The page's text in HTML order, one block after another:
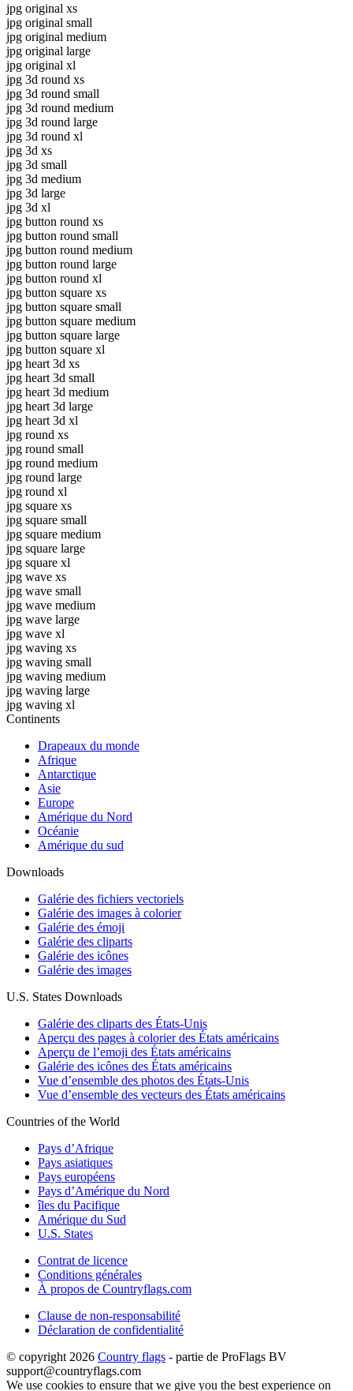
jpg original xs
jpg original small
jpg original medium
jpg original large
jpg original xl
jpg 3d round xs
jpg 3d round small
jpg 3d round medium
jpg 3d round large
jpg 3d round xl
jpg 3d xs
jpg 3d small
jpg 3d medium
jpg 3d large
jpg 3d xl
jpg button round xs
jpg button round small
jpg button round medium
jpg button round large
jpg button round xl
jpg button square xs
jpg button square small
jpg button square medium
jpg button square large
jpg button square xl
jpg heart 3d xs
jpg heart 3d small
jpg heart 3d medium
jpg heart 3d large
jpg heart 3d xl
jpg round xs
jpg round small
jpg round medium
jpg round large
jpg round xl
jpg square xs
jpg square small
jpg square medium
jpg square large
jpg square xl
jpg wave xs
jpg wave small
jpg wave medium
jpg wave large
jpg wave xl
jpg waving xs
jpg waving small
jpg waving medium
jpg waving large
jpg waving xl
Continents
Drapeaux du monde
Afrique
Antarctique
Asie
Europe
Amérique du Nord
Océanie
Amérique du sud
Downloads
Galérie des fichiers vectoriels
Galérie des images à colorier
Galérie des émoji
Galérie des cliparts
Galérie des icônes
Galérie des images
U.S. States Downloads
Galérie des cliparts des États-Unis
Aperçu des pages à colorier des États américains
Aperçu de l’emoji des États américains
Galérie des icônes des États américains
Vue d’ensemble des photos des États-Unis
Vue d’ensemble des vecteurs des États américains
Countries of the World
Pays d’Afrique
Pays asiatiques
Pays européens
Pays d’Amérique du Nord
îles du Pacifique
Amérique du Sud
U.S. States
Contrat de licence
Conditions générales
À propos de Countryflags.com
Clause de non-responsabilité
Déclaration de confidentialité
© copyright 2026 Country flags - partie de ProFlags BV
support@countryflags.com
We use cookies to ensure that we give you the best experience on